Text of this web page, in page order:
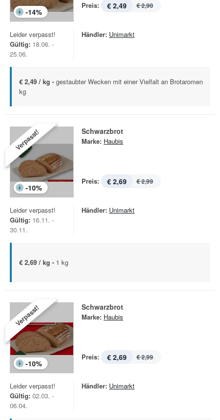
-14%
Preis: € 2,49 € 2,90
Leider verpasst!
Gültig: 18.06. -
25.06.
Händler: Unimarkt
€ 2,49 / kg - gestaubter Wecken mit einer Vielfalt an Brotaromen
kg
Verpasst!
-10%
Schwarzbrot
Marke: Haubis
Preis: € 2,69 € 2,99
Leider verpasst!
Gültig: 16.11. -
30.11.
Händler: Unimarkt
€ 2,69 / kg - 1 kg
Verpasst!
-10%
Schwarzbrot
Marke: Haubis
Preis: € 2,69 € 2,99
Leider verpasst!
Gültig: 02.03. -
06.04.
Händler: Unimarkt